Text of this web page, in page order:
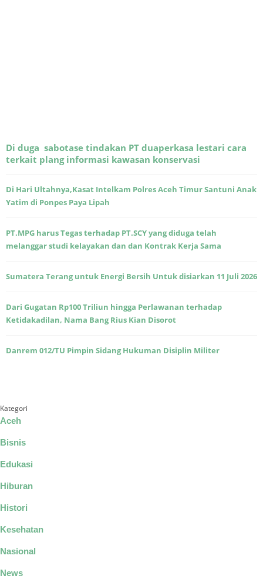
Di duga sabotase tindakan PT duaperkasa lestari cara
terkait plang informasi kawasan konservasi
Di Hari Ultahnya,Kasat Intelkam Polres Aceh Timur Santuni Anak
Yatim di Ponpes Paya Lipah
PT.MPG harus Tegas terhadap PT.SCY yang diduga telah
melanggar studi kelayakan dan dan Kontrak Kerja Sama
Sumatera Terang untuk Energi Bersih Untuk disiarkan 11 Juli 2026
Dari Gugatan Rp100 Triliun hingga Perlawanan terhadap
Ketidakadilan, Nama Bang Rius Kian Disorot
Danrem 012/TU Pimpin Sidang Hukuman Disiplin Militer
Kategori
Aceh
Bisnis
Edukasi
Hiburan
Histori
Kesehatan
Nasional
News